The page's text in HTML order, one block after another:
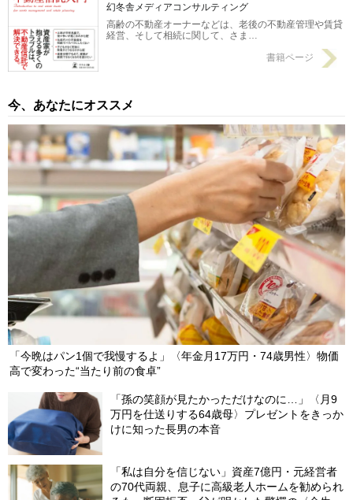
幻冬舎メディアコンサルティング
高齢の不動産オーナーなどは、老後の不動産管理や賃貸
経営、そして相続に関して、さま…
書籍ページ
今、あなたにオススメ
「今晩はパン1個で我慢するよ」〈年金月17万円・74歳男性〉物価
高で変わった“当たり前の食卓”
「孫の笑顔が見たかっただけなのに…」〈月9
万円を仕送りする64歳母〉プレゼントをきっか
けに知った長男の本音
「私は自分を信じない」資産7億円・元経営者
の70代両親、息子に高級老人ホームを勧められ